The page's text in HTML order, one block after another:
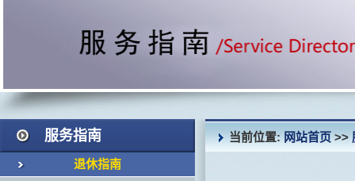
岗位职责
服务指南
退休指南
当前位置:网站首页>>